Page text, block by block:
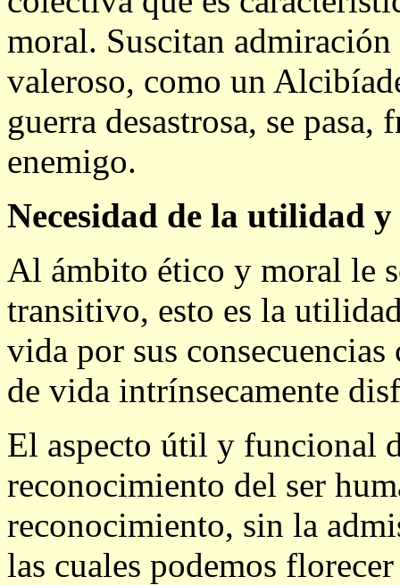
moral. Suscitan
valeroso, como un
guerra desastrosa, se
enemigo.
Necesidad de la utilidad
Al ámbito ético y moral le
transitivo, esto es la
vida por sus
de vida intrínsecamente
El aspecto útil y funcional
reconocimiento del ser
reconocimiento, sin la
las cuales podemos